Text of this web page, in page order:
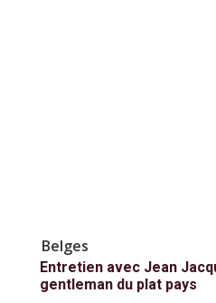
Belges
Entretien avec Jean
gentleman du plat pays